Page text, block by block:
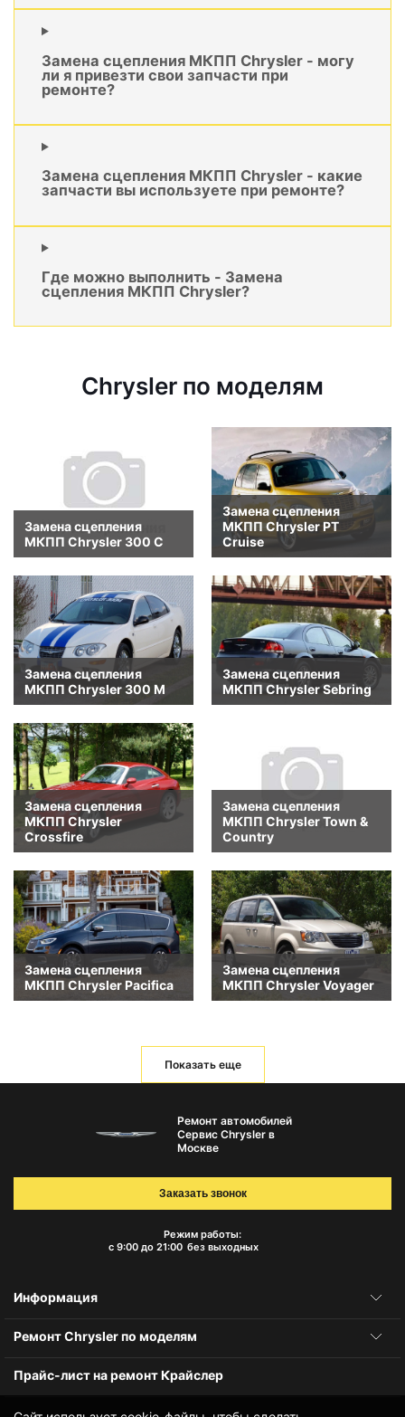
Замена сцепления МКПП Chrysler - могу
ли я привезти свои запчасти при
ремонте?
Замена сцепления МКПП Chrysler - какие
запчасти вы используете при ремонте?
Где можно выполнить - Замена
сцепления МКПП Chrysler?
Chrysler по моделям
Замена сцепления
МКПП Chrysler 300 C
Замена сцепления
МКПП Chrysler PT
Cruise
Замена сцепления
МКПП Chrysler 300 M
Замена сцепления
МКПП Chrysler Sebring
Замена сцепления
МКПП Chrysler
Crossfire
Замена сцепления
МКПП Chrysler Town &
Country
Замена сцепления
МКПП Chrysler Pacifica
Замена сцепления
МКПП Chrysler Voyager
Показать еще
Ремонт автомобилей
Сервис Chrysler в
Москве
Режим работы:
с 9:00 до 21:00 без выходных
Заказать звонок
Информация
Ремонт Chrysler по моделям
Прайс-лист на ремонт Крайслер